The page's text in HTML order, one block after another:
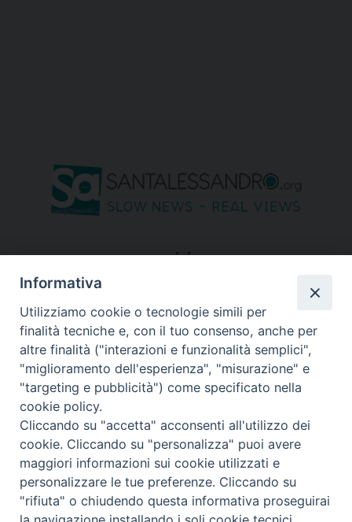
seguici su
Copyright © 2026 Diocesi di Bergamo - C. F. 01072200163 - Tutti i
Informativa
Utilizziamo cookie o tecnologie simili per
finalità tecniche e, con il tuo consenso, anche per
altre finalità ("interazioni e funzionalità semplici",
"miglioramento dell'esperienza", "misurazione" e
"targeting e pubblicità") come specificato nella
cookie policy.
Cliccando su "accetta" acconsenti all'utilizzo dei
cookie. Cliccando su "personalizza" puoi avere
maggiori informazioni sui cookie utilizzati e
personalizzare le tue preferenze. Cliccando su
"rifiuta" o chiudendo questa informativa proseguirai